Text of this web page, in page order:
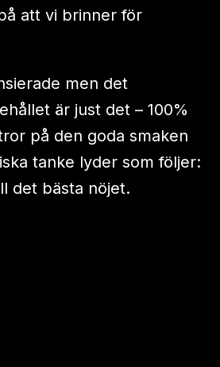
att vi brinner för
men det
är just det – 100%
på den goda smaken
tanke lyder som följer:
det bästa nöjet.